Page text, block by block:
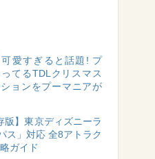
可愛すぎると話題! プ
てるTDLクリスマス
ョンをプーマニアが
版】東京ディズニーラ
ス」対応 全8アトラク
ガイド